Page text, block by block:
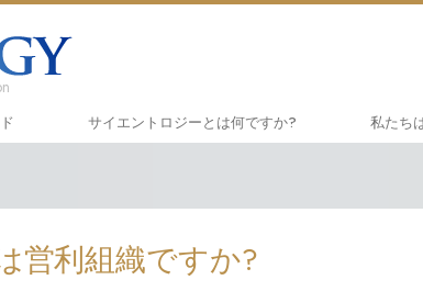
サイエントロジーとは何ですか?
サイエントロジストたちが語るサイエ
ントロジー
私たち
営利組織ですか?